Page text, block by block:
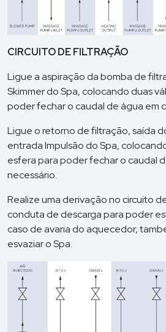
CIRCUITO DE FILTRAÇÃO
Ligue a aspiração da bomba de
Skimmer do Spa, colocando duas
poder fechar o caudal de água em
Ligue o retorno de filtração, saída
entrada Impulsão do Spa,
esfera para poder fechar o caudal
necessário.
Realize uma derivação no circuito
conduta de descarga para poder
caso de avaria do aquecedor,
esvaziar o Spa.